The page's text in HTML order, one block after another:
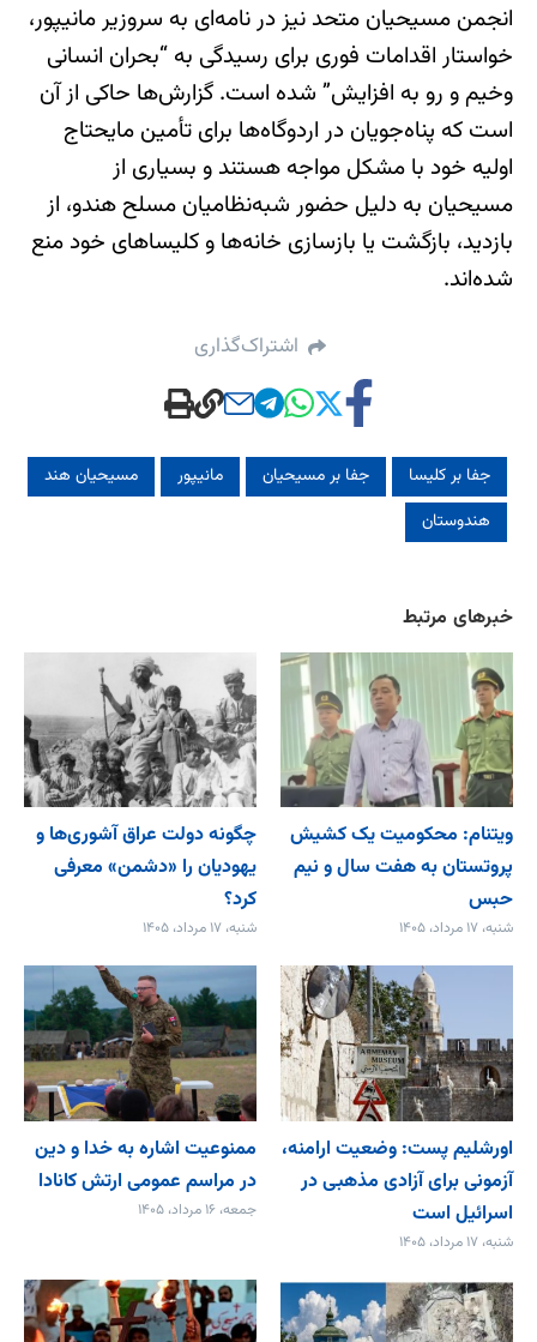
انجمن مسیحیان متحد نیز در نامه‌ای به سروزیر مانیپور،
خواستار اقدامات فوری برای رسیدگی به “بحران انسانی
وخیم و رو به افزایش” شده است. گزارش‌ها حاکی از آن
است که پناه‌جویان در اردوگاه‌ها برای تأمین مایحتاج
اولیه خود با مشکل مواجه هستند و بسیاری از
مسیحیان به دلیل حضور شبه‌نظامیان مسلح هندو، از
بازدید، بازگشت یا بازسازی خانه‌ها و کلیساهای خود منع
شده‌اند.
اشتراک‌گذاری
جفا بر کلیسا جفا بر مسیحیان مانیپور
مسیحیان هند
هندوستان
خبرهای مرتبط
ویتنام: محکومیت یک کشیش
پروتستان به هفت سال و نیم
حبس
شنبه، ۱۷ مرداد، ۱۴۰۵
چگونه دولت عراق آشوری‌ها و
یهودیان را «دشمن» معرفی
کرد؟
شنبه، ۱۷ مرداد، ۱۴۰۵
اورشلیم پست: وضعیت ارامنه،
آزمونی برای آزادی مذهبی در
اسرائیل است
شنبه، ۱۷ مرداد، ۱۴۰۵
ممنوعیت اشاره به خدا و دین
در مراسم عمومی ارتش کانادا
جمعه، ۱۶ مرداد، ۱۴۰۵